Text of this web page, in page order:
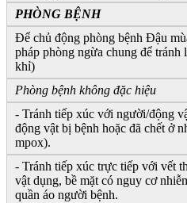
PHÒNG BỆNH
Để chủ động phòng bệnh Đậu
pháp phòng ngừa chung để
khỉ)
Phòng bệnh không đặc hiệu
- Tránh tiếp xúc với người/động
động vật bị bệnh hoặc đã chết ở
mpox).
- Tránh tiếp xúc trực tiếp với vết
vật dụng, bề mặt có nguy cơ
quần áo người bệnh.